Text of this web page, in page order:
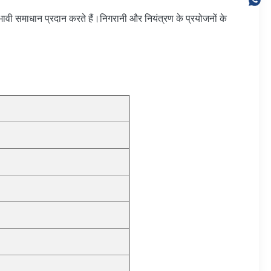
समाधान प्रदान करते हैं।निगरानी और नियंत्रण के प्रयोजनों के